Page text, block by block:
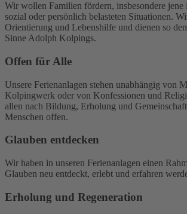
Wir wollen Familien fördern, insbesondere
sozial oder persönlich belasteten Situationen.
Orientierung und Lebenshilfe und dienen so
Sinne Adolph Kolpings.
Offen für Alle
Unsere Ferienanlagen stehen unabhängig von
Kolpingwerk oder von Konfessionen und
allen nach Bildung, Erholung und
Menschen offen.
Glauben entdecken
Wir haben in unseren Ferienanlagen einen
Glauben neu entdeckt, erlebt und erfahren
Erholung und Regeneration